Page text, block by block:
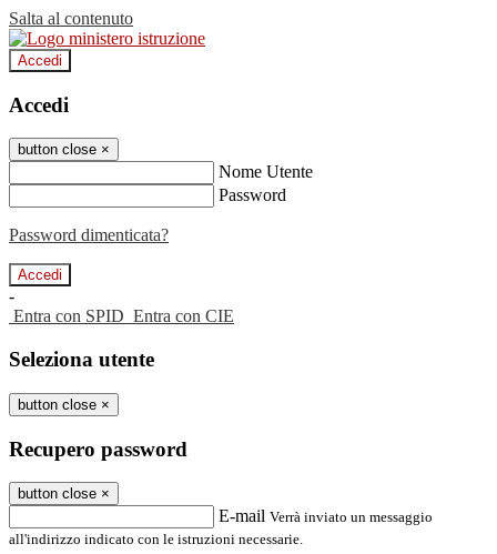
Salta al contenuto
Accedi
Accedi
button close ×
Nome Utente
Password
Password dimenticata?
-
Entra con SPID Entra con CIE
Seleziona utente
button close ×
Recupero password
button close ×
E-mail Verrà inviato un messaggio
all'indirizzo indicato con le istruzioni necessarie.